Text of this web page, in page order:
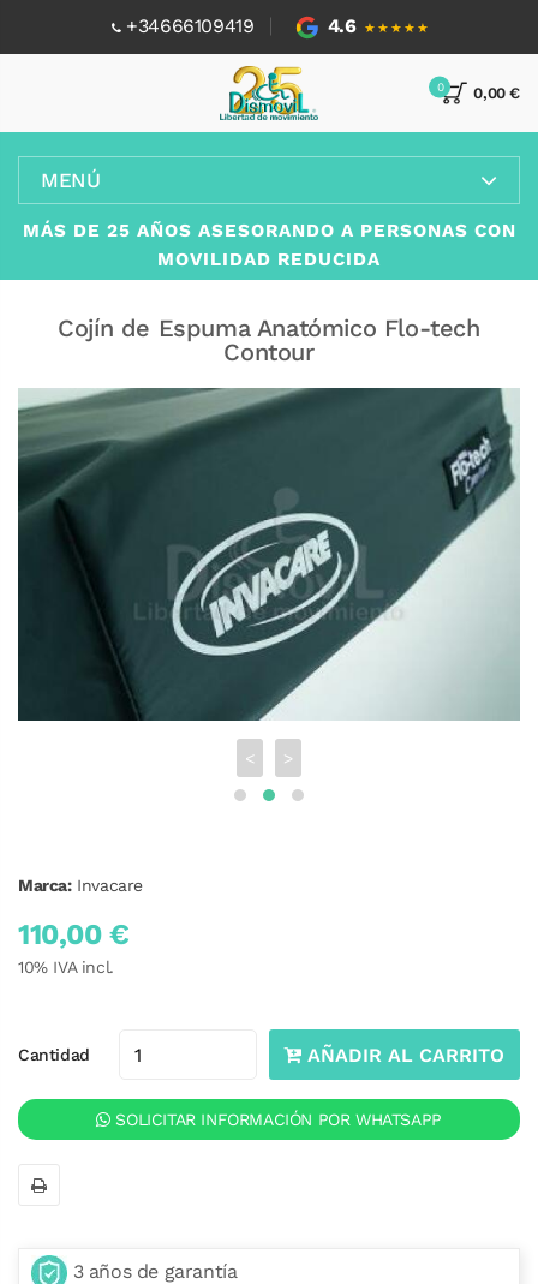
+34666109419 4.6 ★★★★★
0,00 €
0
MENÚ
MÁS DE 25 AÑOS ASESORANDO A PERSONAS CON
MOVILIDAD REDUCIDA
Cojín de Espuma Anatómico Flo-tech
Contour
< >
Marca: Invacare
110,00 €
10% IVA incl.
Cantidad AÑADIR AL CARRITO
SOLICITAR INFORMACIÓN POR WHATSAPP
3 años de garantía